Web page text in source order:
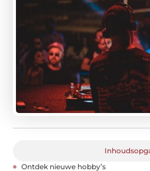
Ontdek nieuwe hobby’s